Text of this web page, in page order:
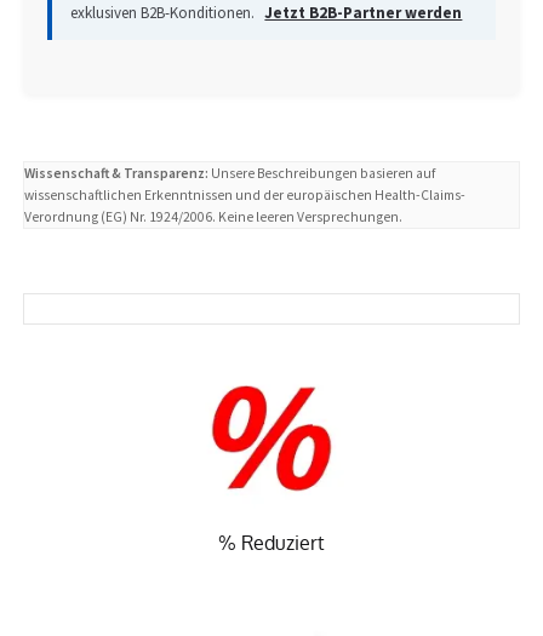
exklusiven B2B-Konditionen. Jetzt B2B-Partner werden
Wissenschaft & Transparenz: Unsere Beschreibungen basieren auf
wissenschaftlichen Erkenntnissen und der europäischen Health-Claims-
Verordnung (EG) Nr. 1924/2006. Keine leeren Versprechungen.
% Reduziert